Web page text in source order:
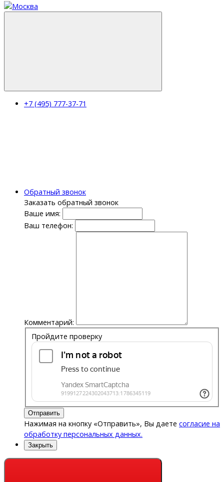
+7 (495) 777-37-71
Обратный звонок
Заказать обратный звонок
Ваше имя:
Ваш телефон:
Комментарий:
Пройдите проверку
Отправить
Нажимая на кнопку «Отправить», Вы даете согласие на
обработку персональных данных.
Закрыть